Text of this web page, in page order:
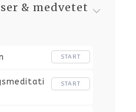
& medvetet
START
START